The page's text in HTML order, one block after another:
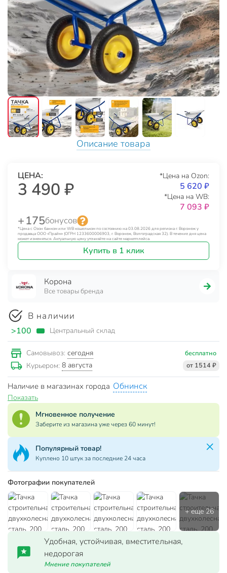
Описание товара
ЦЕНА:
3 490 ₽
*Цена на Ozon:
5 620 ₽
*Цена на WB:
7 093 ₽
+ 175бонусов
*Цена с Озон банком или WB кошельком по состоянию на 03.08.2026 для региона г. Воронеж у
продавца ООО «Прайм» (ОГРН 1233600006903, г. Воронеж, Волгоградская 32). В течение дня цена
может изменяться. Актуальную цену уточняйте на сайте маркетплейса.
Купить в 1 клик
Корона
Все товары бренда
В наличии
>100 Центральный склад
Самовывоз: сегодня бесплатно
Курьером: 8 августа от 1514 ₽
Наличие в магазинах города Обнинск
Показать
Мгновенное получение
Заберите из магазина уже через 60 минут!
Популярный товар!
Куплено 10 штук за последние 24 часа
Фотографии покупателей
Удобная, устойчивая, вместительная,
недорогая
Мнение покупателей